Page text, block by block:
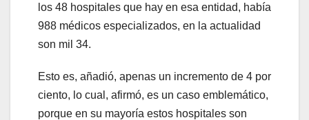
los 48 hospitales que hay en esa entidad, había
988 médicos especializados, en la actualidad
son mil 34.
Esto es, añadió, apenas un incremento de 4 por
ciento, lo cual, afirmó, es un caso emblemático,
porque en su mayoría estos hospitales son